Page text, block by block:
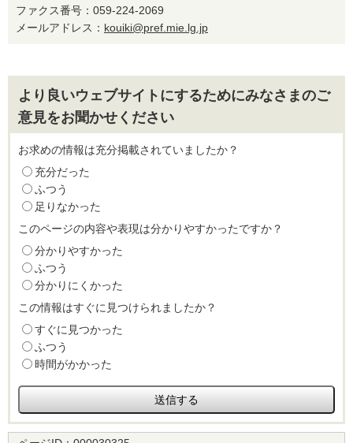
ファクス番号：059-224-2069
メールアドレス： kouiki@pref.mie.lg.jp
より良いウェブサイトにするためにみなさまのご
意見をお聞かせください
お求めの情報は充分掲載されていましたか？
充分だった
ふつう
足りなかった
このページの内容や表現は分かりやすかったですか？
分かりやすかった
ふつう
分かりにくかった
この情報はすぐに見つけられましたか？
すぐに見つかった
ふつう
時間がかかった